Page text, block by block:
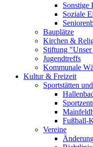
Sonstige
Soziale
Bauplätze
Kirchen &
Stiftung
Jugendtreffs
Kommunale
Kultur & Freizeit
Sportstätten
Fußball-
Vereine